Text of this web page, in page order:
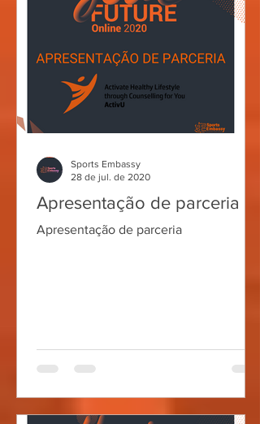
Apresentação de parceria
Apresentação de parceria
Sports Embassy
28 de jul. de 2020